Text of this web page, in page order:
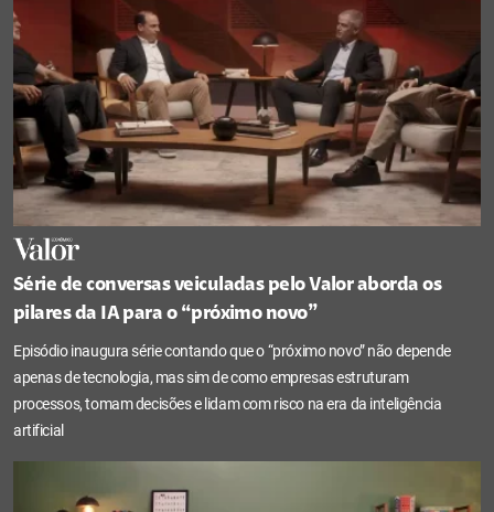
Série de conversas veiculadas pelo Valor aborda os
pilares da IA para o “próximo novo”
Episódio inaugura série contando que o “próximo novo” não depende
apenas de tecnologia, mas sim de como empresas estruturam
processos, tomam decisões e lidam com risco na era da inteligência
artificial